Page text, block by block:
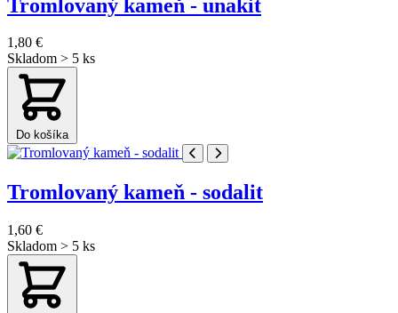
Tromlovaný kameň - unakit
1,80 €
Skladom > 5 ks
Do košíka
Tromlovaný kameň - sodalit
1,60 €
Skladom > 5 ks